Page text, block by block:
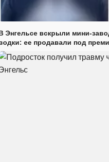
Энгельсе вскрыли мини-
ее продавали под